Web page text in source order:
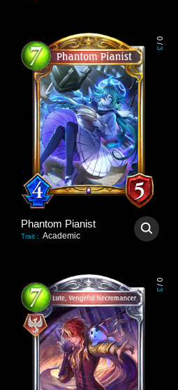
0
/
3
Phantom Pianist
Trait : Academic
0
/
3